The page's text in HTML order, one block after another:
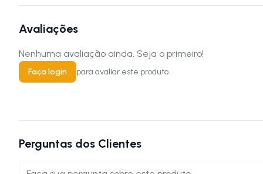
Avaliações
Nenhuma avaliação ainda. Seja o primeiro!
Faça login para avaliar este produto.
Perguntas dos Clientes